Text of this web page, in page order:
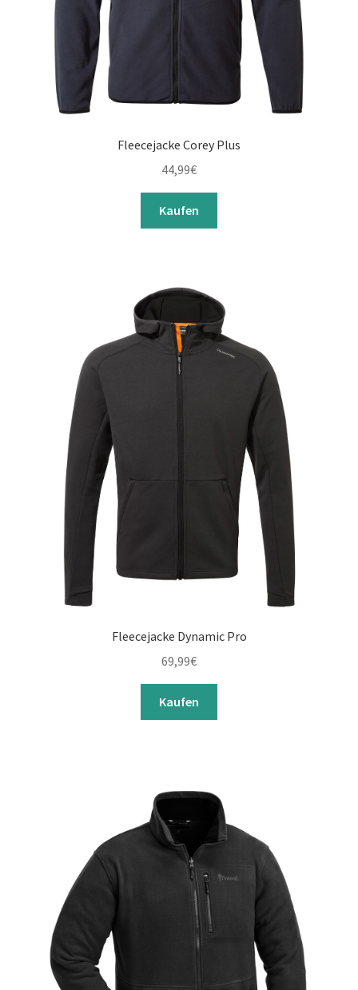
Fleecejacke Corey Plus
44,99€
Kaufen
Fleecejacke Dynamic Pro
69,99€
Kaufen